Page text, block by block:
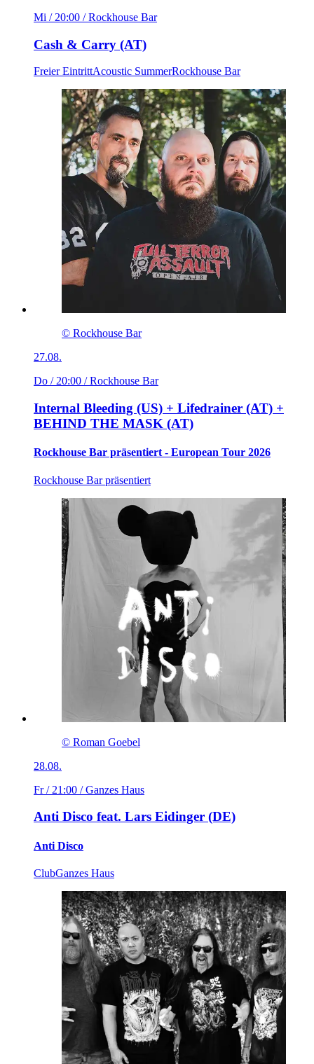
Mi / 20:00 / Rockhouse Bar
Cash & Carry (AT)
Freier EintrittAcoustic SummerRockhouse Bar
© Rockhouse Bar
27.08.
Do / 20:00 / Rockhouse Bar
Internal Bleeding (US) + Lifedrainer (AT) +
BEHIND THE MASK (AT)
Rockhouse Bar präsentiert - European Tour 2026
Rockhouse Bar präsentiert
© Roman Goebel
28.08.
Fr / 21:00 / Ganzes Haus
Anti Disco feat. Lars Eidinger (DE)
Anti Disco
ClubGanzes Haus